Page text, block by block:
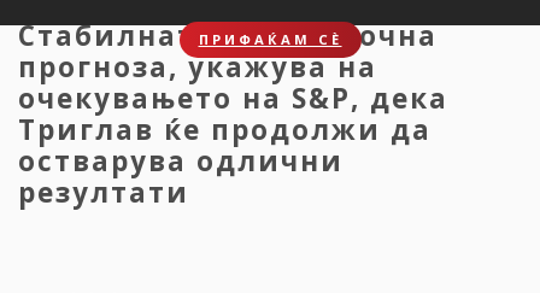
ПРИФАЌАМ СЀ
Стабилната среднорочна
прогноза, укажува на
очекувањето на S&P, дека
Триглав ќе продолжи да
остварува одлични
резултати